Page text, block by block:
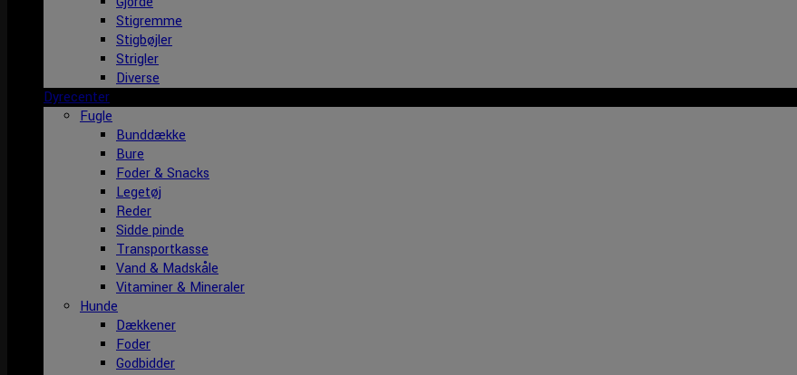
Stigremme
Stigbøjler
Strigler
Diverse
Dyrecenter
Fugle
Bunddække
Bure
Foder & Snacks
Legetøj
Reder
Sidde pinde
Transportkasse
Vand & Madskåle
Vitaminer & Mineraler
Hunde
Dækkener
Foder
Godbidder